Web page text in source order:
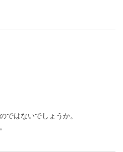
ではないでしょうか。